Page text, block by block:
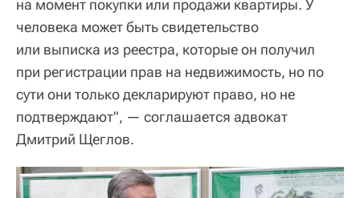
на момент покупки или продажи квартиры. У
человека может быть свидетельство
или выписка из реестра, которые он получил
при регистрации прав на недвижимость, но по
сути они только декларируют право, но не
подтверждают", — соглашается адвокат
Дмитрий Щеглов.